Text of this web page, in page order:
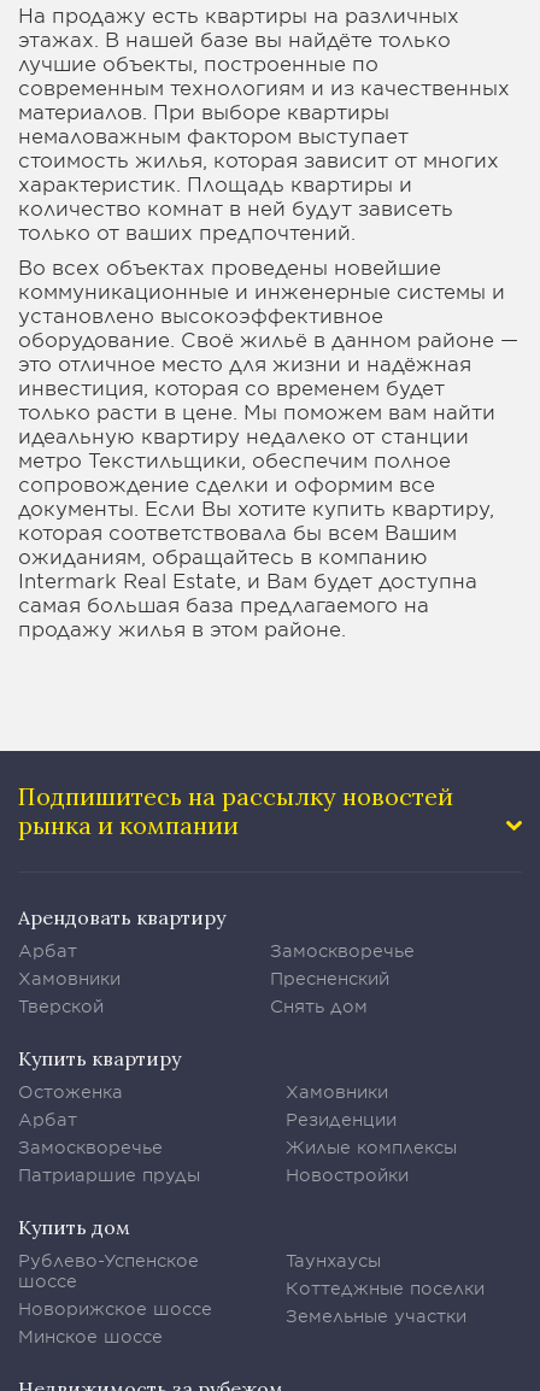
На продажу есть квартиры на различных
этажах. В нашей базе вы найдёте только
лучшие объекты, построенные по
современным технологиям и из качественных
материалов. При выборе квартиры
немаловажным фактором выступает
стоимость жилья, которая зависит от многих
характеристик. Площадь квартиры и
количество комнат в ней будут зависеть
только от ваших предпочтений.
Во всех объектах проведены новейшие
коммуникационные и инженерные системы и
установлено высокоэффективное
оборудование. Своё жильё в данном районе —
это отличное место для жизни и надёжная
инвестиция, которая со временем будет
только расти в цене. Мы поможем вам найти
идеальную квартиру недалеко от станции
метро Текстильщики, обеспечим полное
сопровождение сделки и оформим все
документы. Если Вы хотите купить квартиру,
которая соответствовала бы всем Вашим
ожиданиям, обращайтесь в компанию
Intermark Real Estate, и Вам будет доступна
самая большая база предлагаемого на
продажу жилья в этом районе.
Подпишитесь на рассылку новостей
рынка и компании
Арендовать квартиру
Арбат
Хамовники
Тверской
Замоскворечье
Пресненский
Снять дом
Купить квартиру
Остоженка
Арбат
Замоскворечье
Патриаршие пруды
Хамовники
Резиденции
Жилые комплексы
Новостройки
Купить дом
Рублево-Успенское
шоссе
Новорижское шоссе
Минское шоссе
Таунхаусы
Коттеджные поселки
Земельные участки